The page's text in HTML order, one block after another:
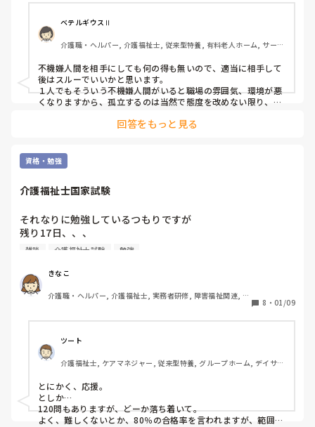
しかし30を超え、数多の理不尽な人間を見てきた今は、従順
にはならず、かつ感情的にもならずに対応することができ
た。
明らかに理不尽だったり無意味な指示については「はーい」
と返事のみ。
自分がやればいい仕事を、さも私がチンタラやってて仕方な
く助けてやってんだみたいな態度で手伝ってきた時も笑顔で
無言を貫く。
そんな感じでやっていると、そのうち相手も気まずくなって
サと離れ、他の職員の所に逃げてきた。
態度変えるくらいなら、初めから普通に接してくれればいい
いている中、その人だけが手持ち無沙汰そうに仕事なのか何
なのかよく分からない事を手元でゴソゴソやっていた。
ああ、普段からそんな態度だから孤立してるんだなあ。誰に
いい年こいて大人気ない人間と思われないよう、反面教師に
したいと思った出来事でした。
ベテルギウスⅡ
介護職・ヘルパー, 介護福祉士, 従来型特養, 有料老人ホーム, サービ
ット型特養
不機嫌人間を相手にしても何の得も無いので、適当に相手して
後はスルーでいいかと思います。
１人でもそういう不機嫌人間がいると職場の雰囲気、環境が悪
くなりますから、孤立するのは当然で態度を改めない限り、い
回答をもっと見る
資格・勉強
介護福祉士国家試験
それなりに勉強しているつもりですが
残り17日、、、
急に不安になるーーー💦
いや、むしろ気合を入れて！
（勉強中…）
あ、もう何日しかないやん(  ˙º˙  )
この繰り返しの日々。笑
他の方もそうだと思いますが仕事しながらの勉強
ラストスパート頑張るぞ！💪🏻💪🏻
雑談 介護福祉士試験 勉強
きなこ
介護職・ヘルパー, 介護福祉士, 実務者研修, 障害福祉関連, 障
8 ・ 01/09
ツート
介護福祉士, ケアマネジャー, 従来型特養, グループホーム, デイサー
とにかく、応援。
としか…
120問もありますが、どーか落ち着いて。
よく、難しくないとか、80％の合格率を言われますが、範囲は